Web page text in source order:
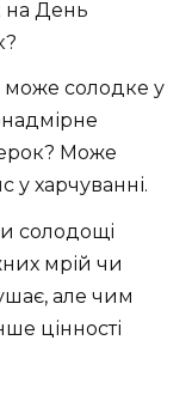
на День
може солодке у
Може
у харчуванні.
солодощі
мрій чи
але чим
цінності